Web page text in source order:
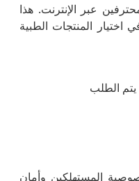
عبر الإنترنت. هذا
اختيار المنتجات الطبية
الطلب
المستهلكين وأمان